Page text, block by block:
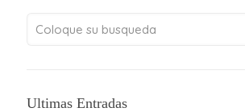
Ultimas Entradas